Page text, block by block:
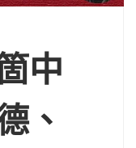
中
、